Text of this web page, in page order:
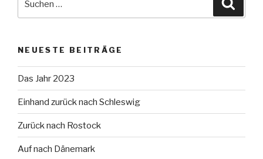
NEUESTE BEITRÄGE
Das Jahr 2023
Einhand zurück nach Schleswig
Zurück nach Rostock
Auf nach Dänemark